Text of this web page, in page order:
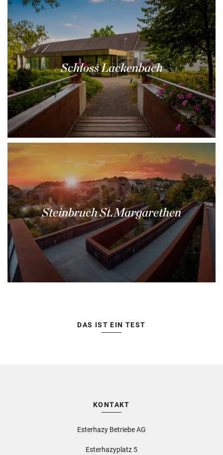
Schloss Lackenbach
Steinbruch St.Margarethen
DAS IST EIN TEST
KONTAKT
Esterhazy Betriebe AG
Esterhazyplatz 5